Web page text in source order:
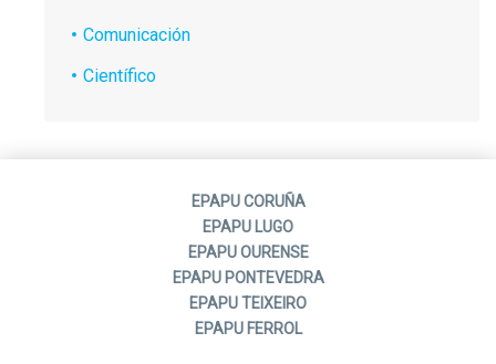
Comunicación
Científico
EPAPU CORUÑA
EPAPU LUGO
EPAPU OURENSE
EPAPU PONTEVEDRA
EPAPU TEIXEIRO
EPAPU FERROL